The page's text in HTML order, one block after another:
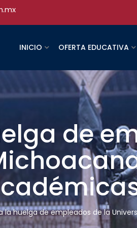
INICIO OFERTA EDUCATIVA
de
la huelga de empleados de la